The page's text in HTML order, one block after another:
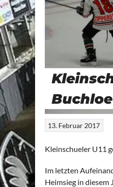
Buchloe
13. Februar 2017
Kleinschueler U11
Im letzten
Heimsieg in diesem